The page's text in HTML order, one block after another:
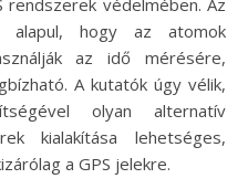
rendszerek védelmében. Az
alapul, hogy az atomok
az idő mérésére,
A kutatók úgy vélik,
olyan alternatív
kialakítása lehetséges,
a GPS jelekre.